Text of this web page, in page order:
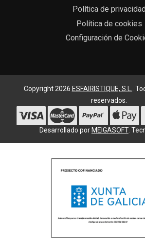
Política de privacidad
Política de cookies
Configuración de
Copyright 2026 ESFAIRISTIQUE, S.L..
reservados.
Desarrollado por MEIGASOFT.